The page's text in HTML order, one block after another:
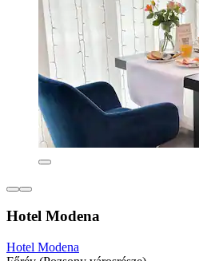
Hotel Modena
Hotel Modena